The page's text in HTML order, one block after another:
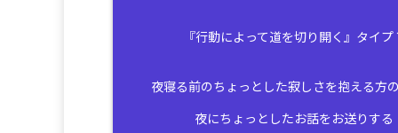
『行動によって道を切り開く』タイプ
夜寝る前のちょっとした寂しさを抱える方
夜にちょっとしたお話をお送りする